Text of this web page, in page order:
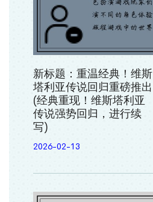
新标题：重温经典！维斯
塔利亚传说回归重磅推出
(经典重现！维斯塔利亚
传说强势回归，进行续
写)
2026-02-13